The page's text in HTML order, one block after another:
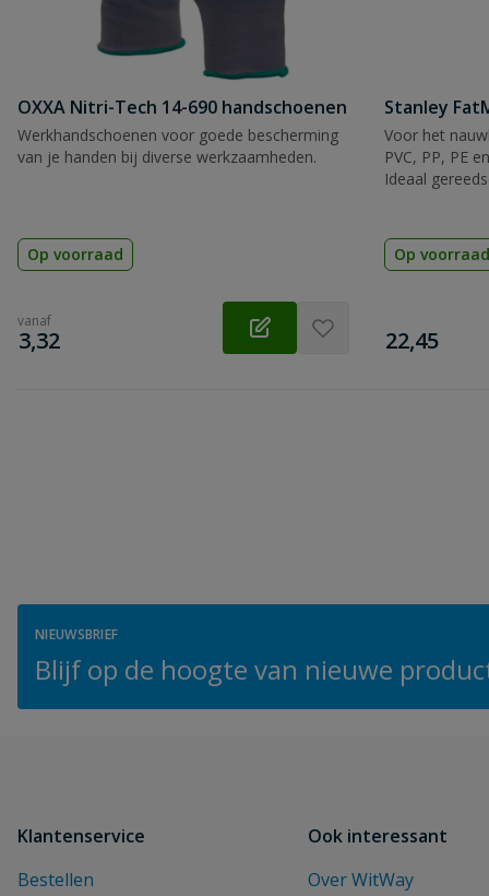
OXXA Nitri-Tech 14-690 handschoenen
Werkhandschoenen voor goede bescherming
van je handen bij diverse werkzaamheden.
Op voorraad
vanaf
€
3,32
Stanley
Voor het
PVC, PP, PE
Ideaal
Op voorraad
€
22,45
NIEUWSBRIEF
Blijf op de hoogte van nieuwe
Klantenservice
Bestellen
Ook interessant
Over WitWay